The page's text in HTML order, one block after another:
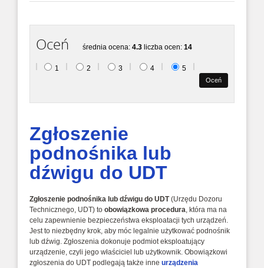
Oceń średnia ocena: 4.3 liczba ocen: 14
1 2 3 4 5
Zgłoszenie
podnośnika lub
dźwigu do UDT
Zgłoszenie podnośnika lub dźwigu do UDT(Urzędu Dozoru
Technicznego, UDT) to obowiązkowa procedura , która ma na
celu zapewnienie bezpieczeństwa eksploatacji tych urządzeń.
Jest to niezbędny krok, aby móc legalnie użytkować podnośnik
lub dźwig. Zgłoszenia dokonuje podmiot eksploatujący
urządzenie, czyli jego właściciel lub użytkownik. Obowiązkowi
zgłoszenia do UDT podlegają także inne urządzenia